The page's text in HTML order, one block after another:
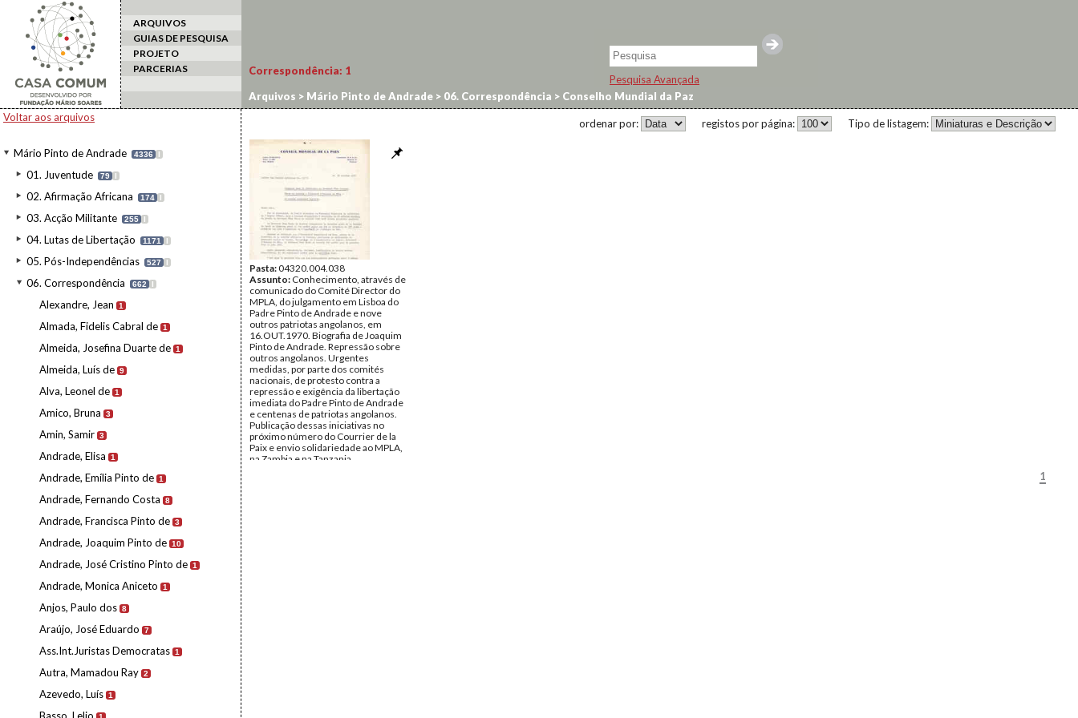
ARQUIVOS
GUIAS DE PESQUISA
PROJETO
PARCERIAS
Pesquisa Avançada
Voltar aos arquivos
Mário Pinto de Andrade 4336 I
01. Juventude 79 I
02. Afirmação Africana 174 I
03. Acção Militante 255 I
04. Lutas de Libertação 1171 I
05. Pós-Independências 527 I
06. Correspondência 662 I
Alexandre, Jean 1
Almada, Fidelis Cabral de 1
Almeida, Josefina Duarte de 1
Almeida, Luís de 9
Alva, Leonel de 1
Amico, Bruna 3
Amin, Samir 3
Andrade, Elisa 1
Andrade, Emília Pinto de 1
Andrade, Fernando Costa 8
Andrade, Francisca Pinto de 3
Andrade, Joaquim Pinto de 10
Andrade, José Cristino Pinto de 1
Andrade, Monica Aniceto 1
Anjos, Paulo dos 8
Araújo, José Eduardo 7
Ass.Int.Juristas Democratas 1
Autra, Mamadou Ray 2
Azevedo, Luís 1
Correspondência: 1
Arquivos > Mário Pinto de Andrade > 06. Correspondência > Conselho Mundial da Paz
Tipo de listagem:
registos por página:
ordenar por:
Pasta:04320.004.038
Assunto: Conhecimento, através de
comunicado do Comité Director do
MPLA, do julgamento em Lisboa do
Padre Pinto de Andrade e nove
outros patriotas angolanos, em
16.OUT.1970. Biografia de Joaquim
Pinto de Andrade. Repressão sobre
outros angolanos. Urgentes
medidas, por parte dos comités
nacionais, de protesto contra a
repressão e exigência da libertação
imediata do Padre Pinto de Andrade
e centenas de patriotas angolanos.
Publicação dessas iniciativas no
próximo número do Courrier de la
Paix e envio solidariedade ao MPLA,
na Zambia e na Tanzania.
1